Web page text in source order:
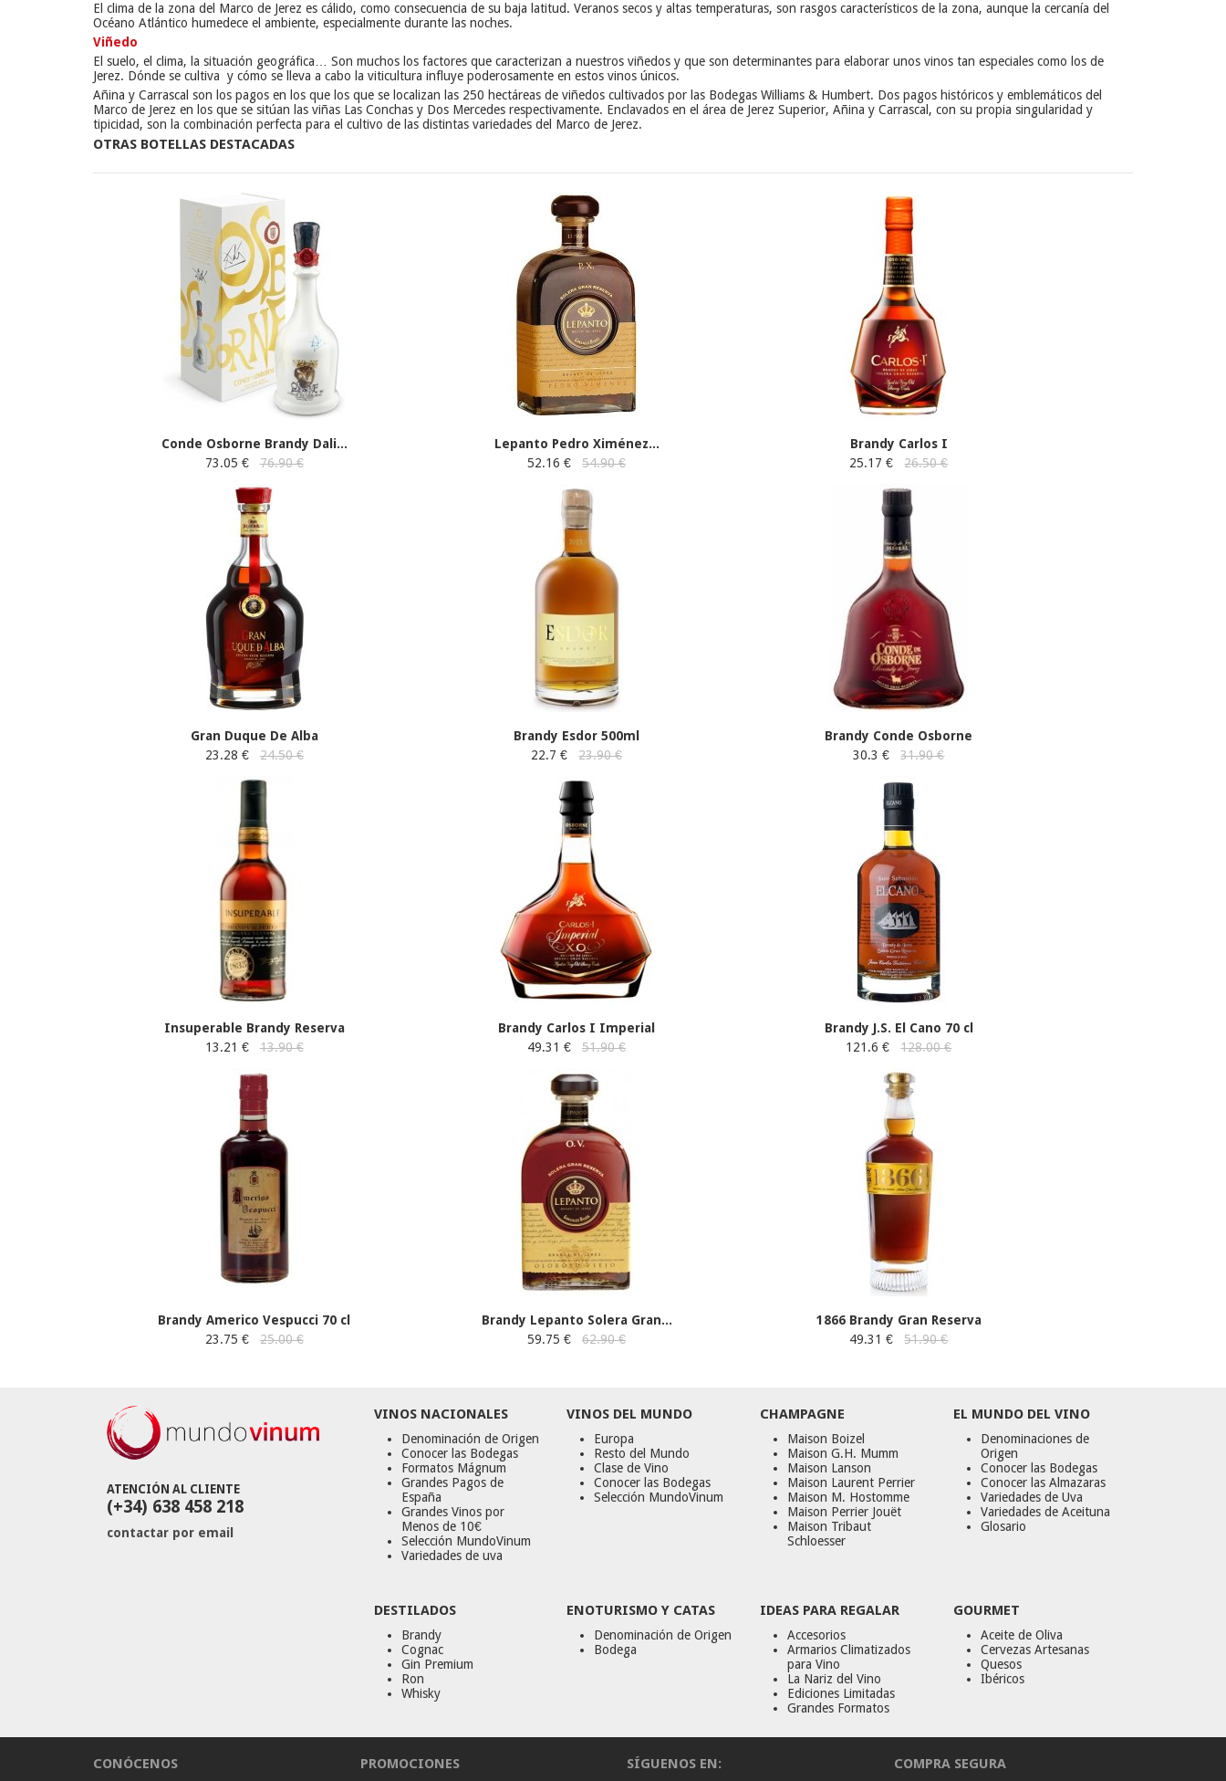
El clima de la zona del Marco de Jerez es cálido, como consecuencia de su baja latitud. Veranos secos y altas temperaturas, son rasgos característicos de la zona, aunque la cercanía del
Océano Atlántico humedece el ambiente, especialmente durante las noches.
Viñedo
El suelo, el clima, la situación geográfica… Son muchos los factores que caracterizan a nuestros viñedos y que son determinantes para elaborar unos vinos tan especiales como los de
Jerez. Dónde se cultiva y cómo se lleva a cabo la viticultura influye poderosamente en estos vinos únicos.
Añina y Carrascal son los pagos en los que los que se localizan las 250 hectáreas de viñedos cultivados por las Bodegas Williams & Humbert. Dos pagos históricos y emblemáticos del
Marco de Jerez en los que se sitúan las viñas Las Conchas y Dos Mercedes respectivamente. Enclavados en el área de Jerez Superior, Añina y Carrascal, con su propia singularidad y
tipicidad, son la combinación perfecta para el cultivo de las distintas variedades del Marco de Jerez.
OTRAS BOTELLAS DESTACADAS
Conde Osborne Brandy Dali...
73.05 €
76.90 €
Lepanto Pedro Ximénez...
52.16 €
54.90 €
Brandy Carlos I
25.17 €
26.50 €
Gran Duque De Alba
23.28 €
24.50 €
Brandy Esdor 500ml
22.7 €
23.90 €
Brandy Conde Osborne
30.3 €
31.90 €
Insuperable Brandy Reserva
13.21 €
13.90 €
Brandy Carlos I Imperial
49.31 €
51.90 €
Brandy J.S. El Cano 70 cl
121.6 €
128.00 €
Brandy Americo Vespucci 70 cl
23.75 €
25.00 €
Brandy Lepanto Solera Gran...
59.75 €
62.90 €
1866 Brandy Gran Reserva
49.31 €
51.90 €
ATENCIÓN AL CLIENTE
(+34) 638 458 218
contactar por email
VINOS NACIONALES
Denominación de Origen
Conocer las Bodegas
Formatos Mágnum
Grandes Pagos de
España
Grandes Vinos por
Menos de 10€
Selección MundoVinum
Variedades de uva
VINOS DEL MUNDO
Europa
Resto del Mundo
Clase de Vino
Conocer las Bodegas
Selección MundoVinum
CHAMPAGNE
Maison Boizel
Maison G.H. Mumm
Maison Lanson
Maison Laurent Perrier
Maison M. Hostomme
Maison Perrier Jouët
Maison Tribaut
Schloesser
EL MUNDO DEL VINO
Denominaciones de
Origen
Conocer las Bodegas
Conocer las Almazaras
Variedades de Uva
Variedades de Aceituna
Glosario
DESTILADOS
Brandy
Cognac
Gin Premium
Ron
Whisky
ENOTURISMO Y CATAS
Denominación de Origen
Bodega
IDEAS PARA REGALAR
Accesorios
Armarios Climatizados
para Vino
La Nariz del Vino
Ediciones Limitadas
Grandes Formatos
GOURMET
Aceite de Oliva
Cervezas Artesanas
Quesos
Ibéricos
CONÓCENOS PROMOCIONES SÍGUENOS EN: COMPRA SEGURA